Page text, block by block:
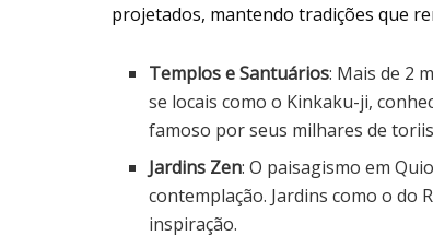
projetados, mantendo tradições que
Templos e Santuários: Mais de 2
se locais como o Kinkaku-ji,
famoso por seus milhares de
Jardins Zen: O paisagismo em
contemplação. Jardins como o do
inspiração.